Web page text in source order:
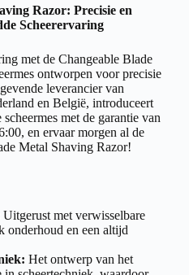
Razor: Precisie en
Scheerervaring
met de Changeable Blade
ontworpen voor precisie
leverancier van
en België, introduceert
met de garantie van
en ervaar morgen al de
Metal Shaving Razor!
Uitgerust met verwisselbare
onderhoud en een altijd
Het ontwerp van het